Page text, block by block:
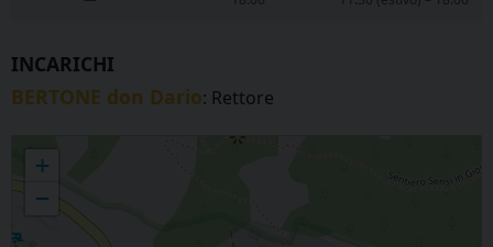
INCARICHI
BERTONE don Dario: Rettore
+
−